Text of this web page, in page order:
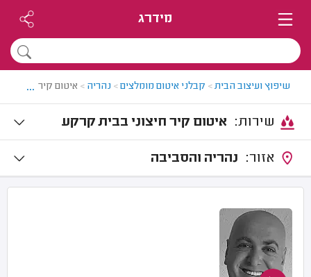
מידרג
שיפוץ ועיצוב הבית> קבלני איטום מומלצים> נהריה > איטום קירות
...
איטום קיר חיצוני בבית קרקע
נהריה והסביבה